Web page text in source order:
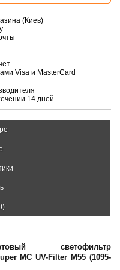
(Киев)
Visa и MasterCard
14 дней
светофильтр
MC UV-Filter M55 (1095-